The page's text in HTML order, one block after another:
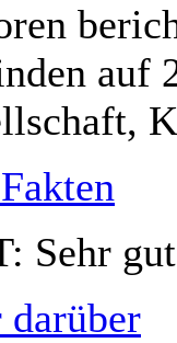
auf
Sehr